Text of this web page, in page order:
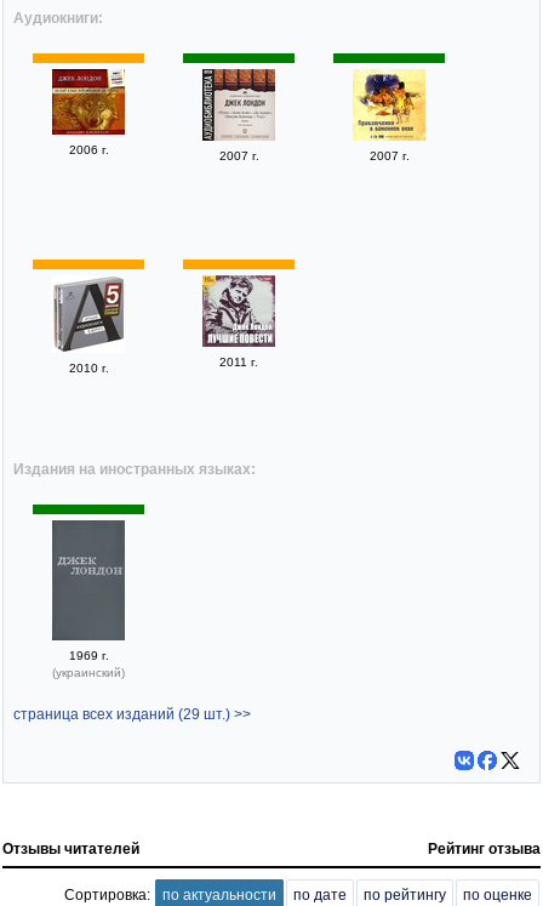
Аудиокниги:
2006 г. 2007 г. 2007 г.
2010 г. 2011 г.
Издания на иностранных языках:
1969 г.
(украинский)
страница всех изданий (29 шт.) >>
Отзывы читателей Рейтинг отзыва
Сортировка: по актуальности по дате по рейтингу по оценке